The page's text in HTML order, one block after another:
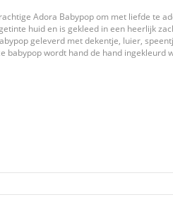
Adora Babypop om met liefde te
huid en is gekleed in een heerlijk
geleverd met dekentje, luier,
babypop wordt hand de hand ingekleurd